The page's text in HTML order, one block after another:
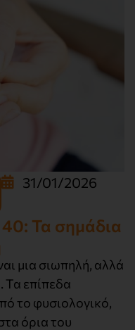
31/01/2026
Τα σημάδια
μια σιωπηλή, αλλά
Τα επίπεδα
το φυσιολογικό,
όρια του